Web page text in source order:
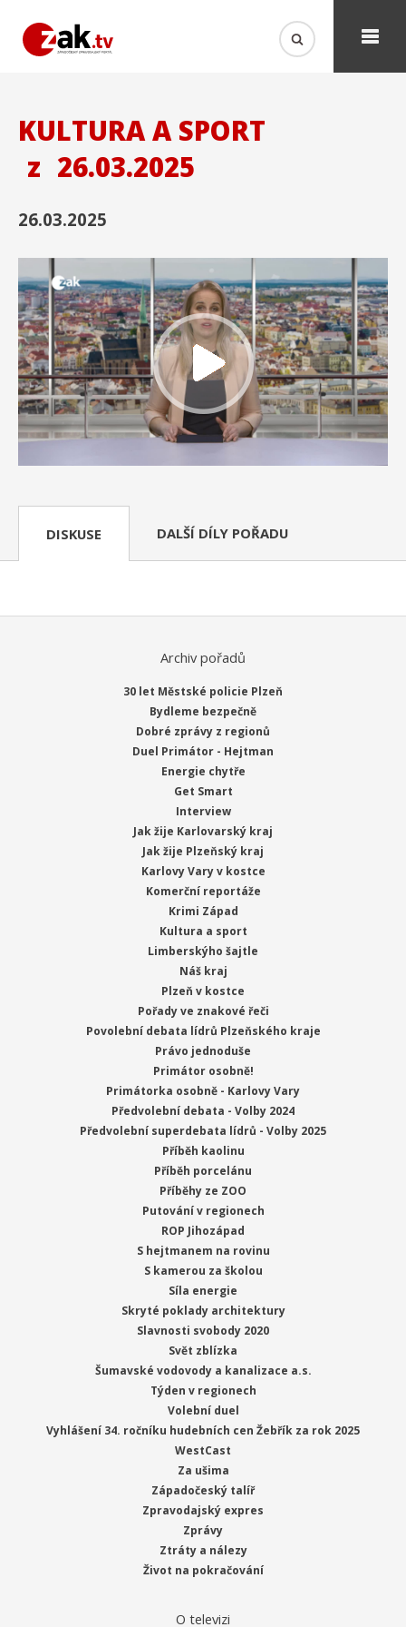
KULTURA A SPORT
z 26.03.2025
26.03.2025
DISKUSE DALŠÍ DÍLY POŘADU
Archiv pořadů
30 let Městské policie Plzeň
Bydleme bezpečně
Dobré zprávy z regionů
Duel Primátor - Hejtman
Energie chytře
Get Smart
Interview
Jak žije Karlovarský kraj
Jak žije Plzeňský kraj
Karlovy Vary v kostce
Komerční reportáže
Krimi Západ
Kultura a sport
Limberskýho šajtle
Náš kraj
Plzeň v kostce
Pořady ve znakové řeči
Povolební debata lídrů Plzeňského kraje
Právo jednoduše
Primátor osobně!
Primátorka osobně - Karlovy Vary
Předvolební debata - Volby 2024
Předvolební superdebata lídrů - Volby 2025
Příběh kaolinu
Příběh porcelánu
Příběhy ze ZOO
Putování v regionech
ROP Jihozápad
S hejtmanem na rovinu
S kamerou za školou
Síla energie
Skryté poklady architektury
Slavnosti svobody 2020
Svět zblízka
Šumavské vodovody a kanalizace a.s.
Týden v regionech
Volební duel
Vyhlášení 34. ročníku hudebních cen Žebřík za rok 2025
WestCast
Za ušima
Západočeský talíř
Zpravodajský expres
Zprávy
Ztráty a nálezy
Život na pokračování
O televizi